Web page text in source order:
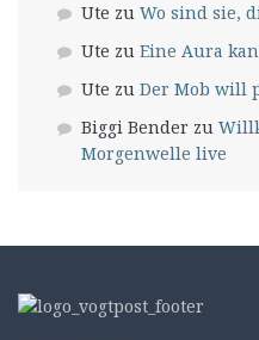
Ute zu Wo sind sie,
Ute zu Eine Aura
Ute zu Der Mob will
Biggi Bender zu
Morgenwelle live